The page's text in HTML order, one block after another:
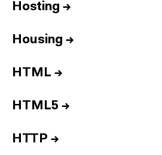
Hosting →
Housing →
HTML →
HTML5 →
HTTP →